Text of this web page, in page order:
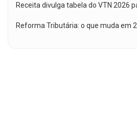
Receita divulga tabela do VTN 2026
Reforma Tributária: o que muda em